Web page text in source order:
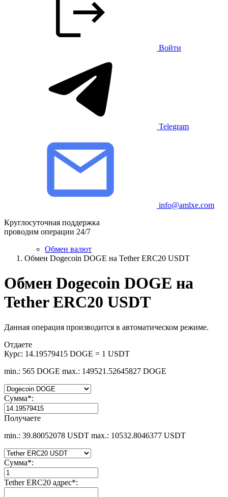
Войти
Telegram
info@amlxe.com
Круглосуточная поддержка
проводим операции 24/7
Обмен валют
Обмен Dogecoin DOGE на Tether ERC20 USDT
Обмен Dogecoin DOGE на
Tether ERC20 USDT
Данная операция производится в автоматическом режиме.
Отдаете
Курс: 14.19579415 DOGE = 1 USDT
min.: 565 DOGE max.: 149521.52645827 DOGE
Сумма*:
Получаете
min.: 39.80052078 USDT max.: 10532.8046377 USDT
Сумма*:
Tether ERC20 адрес*: